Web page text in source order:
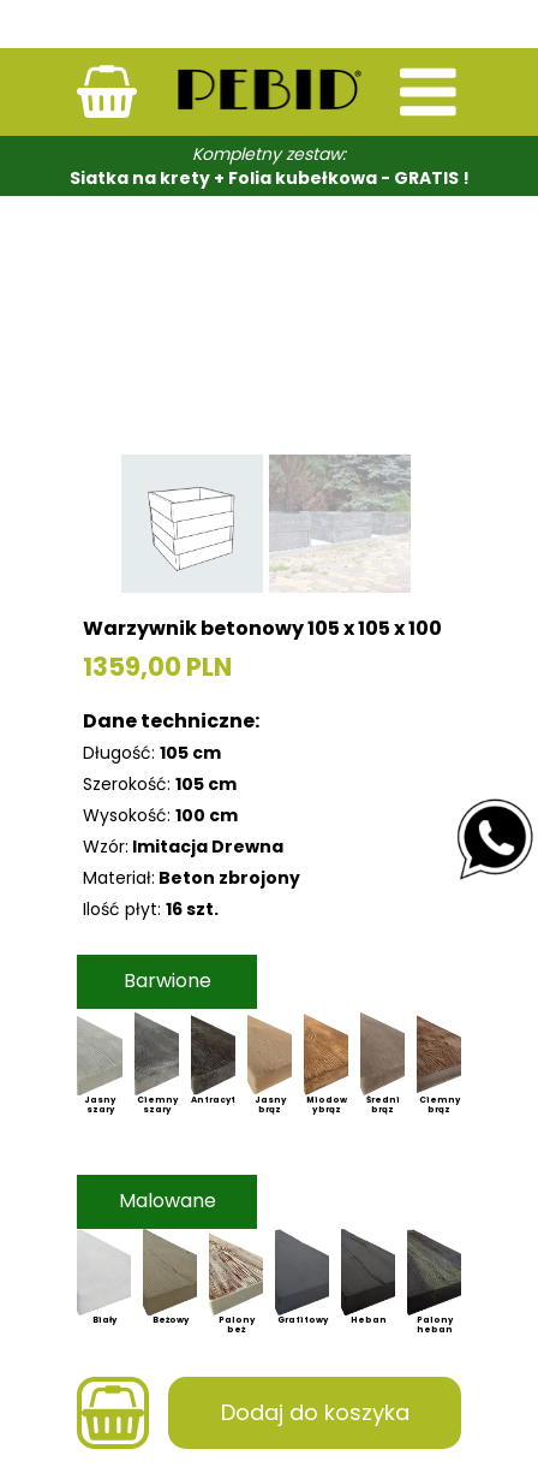
Warzywnik betonowy 105 x 105 x 100
Dane techniczne:
Długość: 105 cm
Szerokość: 105 cm
Wysokość: 100 cm
Wzór: Imitacja Drewna
Materiał: Beton zbrojony
Ilość płyt: 16 szt.
1359,00 PLN
Barwione
Malowane
Jasny
szary
Ciemny
szary
Antracyt
Jasny
brąz
Miodow
y brąz
Średni
brąz
Ciemny
brąz
Biały Beżowy
Palony
beż
Grafitowy Heban
Palony
heban
Dodaj do koszyka
Kompletny zestaw:
Siatka na krety + Folia kubełkowa - GRATIS !